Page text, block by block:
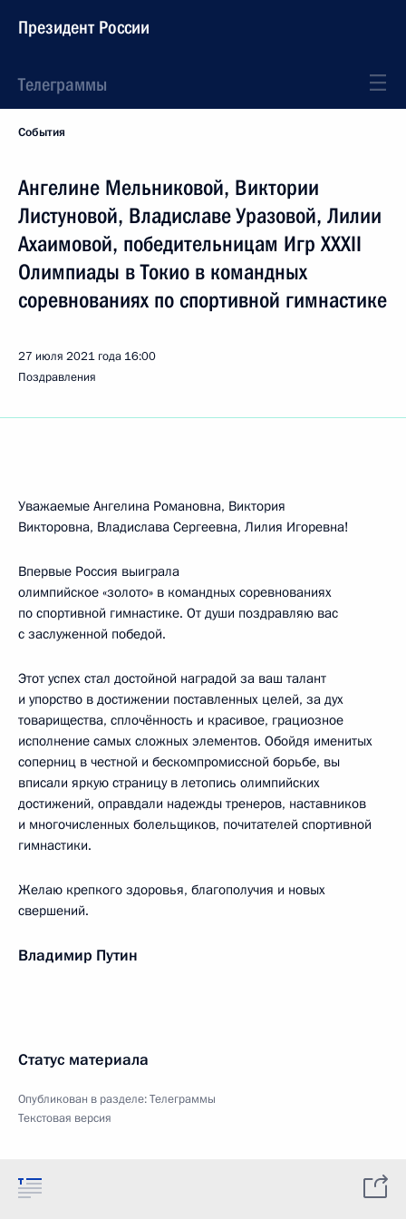
Президент России
Телеграммы
События
Ангелине Мельниковой, Виктории
Листуновой, Владиславе Уразовой, Лилии
Ахаимовой, победительницам Игр XXXII
Олимпиады в Токио в командных
соревнованиях по спортивной гимнастике
27 июля 2021 года 16:00
Поздравления
Уважаемые Ангелина Романовна, Виктория
Викторовна, Владислава Сергеевна, Лилия Игоревна!
Впервые Россия выиграла
олимпийское «золото» в командных соревнованиях
по спортивной гимнастике. От души поздравляю вас
с заслуженной победой.
Этот успех стал достойной наградой за ваш талант
и упорство в достижении поставленных целей, за дух
товарищества, сплочённость и красивое, грациозное
исполнение самых сложных элементов. Обойдя именитых
соперниц в честной и бескомпромиссной борьбе, вы
вписали яркую страницу в летопись олимпийских
достижений, оправдали надежды тренеров, наставников
и многочисленных болельщиков, почитателей спортивной
гимнастики.
Желаю крепкого здоровья, благополучия и новых
свершений.
Владимир Путин
Статус материала
Опубликован в разделе:Телеграммы
Текстовая версия